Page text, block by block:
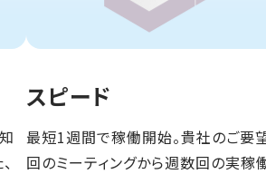
スピード
最短1週間で稼働開始。貴社のご要
回のミーティングから週数回の実稼